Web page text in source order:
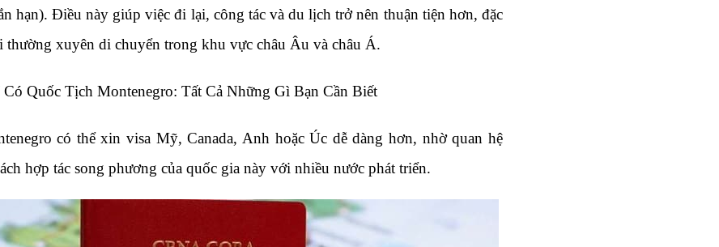
hạn). Điều này giúp việc đi lại, công tác và du lịch trở nên thuận tiện hơn, đặc
xuyên di chuyển trong khu vực châu Âu và châu Á.
Quốc Tịch Montenegro: Tất Cả Những Gì Bạn Cần Biết
có thể xin visa Mỹ, Canada, Anh hoặc Úc dễ dàng hơn, nhờ quan hệ
hợp tác song phương của quốc gia này với nhiều nước phát triển.